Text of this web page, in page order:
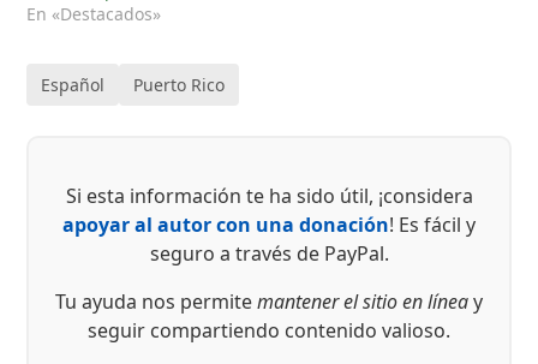
En «Destacados»
Español Puerto Rico
Si esta información te ha sido útil, ¡considera
apoyar al autor con una donación! Es fácil y
seguro a través de PayPal.
Tu ayuda nos permitemantener el sitio en líneay
seguir compartiendo contenido valioso.